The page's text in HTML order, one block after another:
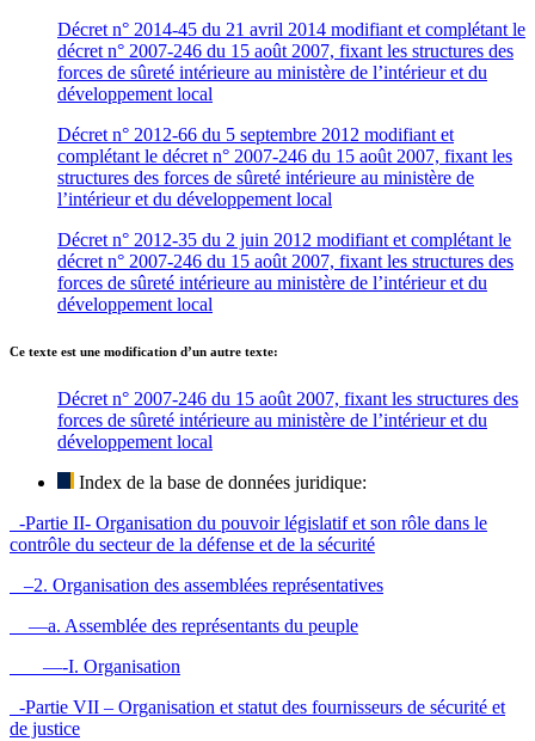
Décret n° 2014-45 du 21 avril 2014 modifiant et complétant le
décret n° 2007-246 du 15 août 2007, fixant les structures des
forces de sûreté intérieure au ministère de l’intérieur et du
développement local
Décret n° 2012-66 du 5 septembre 2012 modifiant et
complétant le décret n° 2007-246 du 15 août 2007, fixant les
structures des forces de sûreté intérieure au ministère de
l’intérieur et du développement local
Décret n° 2012-35 du 2 juin 2012 modifiant et complétant le
décret n° 2007-246 du 15 août 2007, fixant les structures des
forces de sûreté intérieure au ministère de l’intérieur et du
développement local
Ce texte est une modification d’un autre texte:
Décret n° 2007-246 du 15 août 2007, fixant les structures des
forces de sûreté intérieure au ministère de l’intérieur et du
développement local
Index de la base de données juridique:
-Partie II- Organisation du pouvoir législatif et son rôle dans le
contrôle du secteur de la défense et de la sécurité
–2. Organisation des assemblées représentatives
—a. Assemblée des représentants du peuple
—-I. Organisation
-Partie VII – Organisation et statut des fournisseurs de sécurité et
de justice